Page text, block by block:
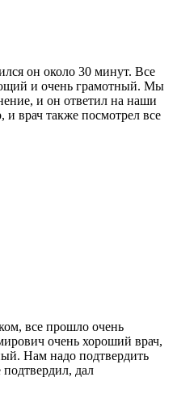
он около 30 минут. Все
и очень грамотный. Мы
и он ответил на наши
врач также посмотрел все
все прошло очень
очень хороший врач,
Нам надо подтвердить
дал